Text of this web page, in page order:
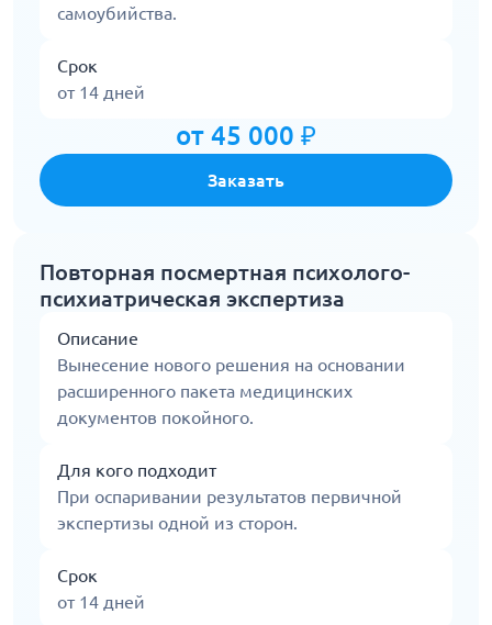
самоубийства.
Срок
от 14 дней
от 45 000 ₽
Заказать
Повторная посмертная психолого-
психиатрическая экспертиза
Описание
Вынесение нового решения на основании
расширенного пакета медицинских
документов покойного.
Для кого подходит
При оспаривании результатов первичной
экспертизы одной из сторон.
Срок
от 14 дней